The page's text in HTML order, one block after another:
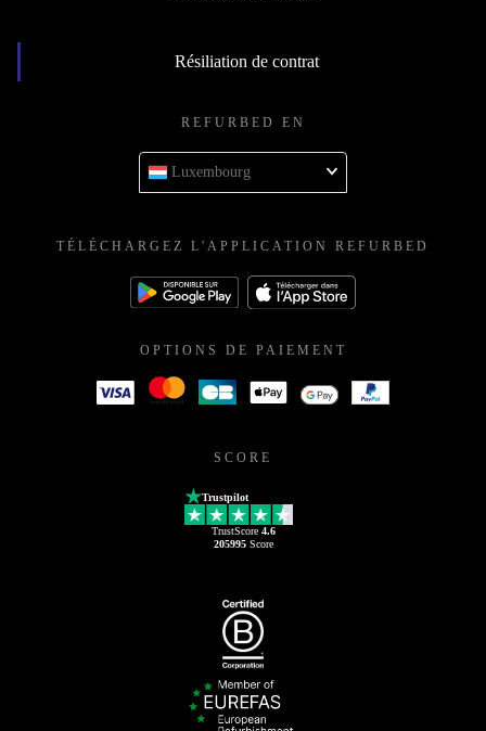
Résiliation de contrat
REFURBED EN
Luxembourg
TÉLÉCHARGEZ L'APPLICATION REFURBED
OPTIONS DE PAIEMENT
SCORE
Trustpilot
TrustScore 4.6
205995Score